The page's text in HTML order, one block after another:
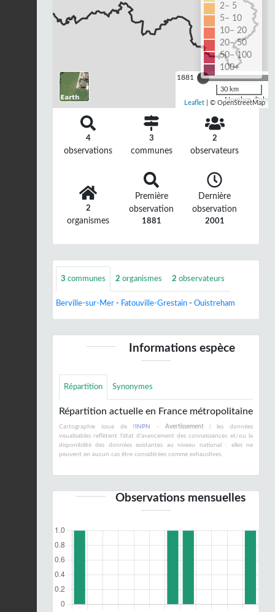
1881
Nombre
2– 5
5– 10
10– 20
20– 50
50– 100
100+
30 km
Leaflet | © OpenStreetMap
4
observations
3
communes
2
observateurs
2
organismes
Première
observation
1881
Dernière
observation
2001
3 communes 2 organismes 2 observateurs
Berville-sur-Mer - Fatouville-Grestain - Ouistreham
Informations espèce
Répartition Synonymes
Répartition actuelle en France métropolitaine
Cartographie issue de l' INPN - Avertissement : les données
visualisables reflètent l'état d'avancement des connaissances et/ou la
disponibilité des données existantes au niveau national : elles ne
peuvent en aucun cas être considérées comme exhaustives.
Observations mensuelles